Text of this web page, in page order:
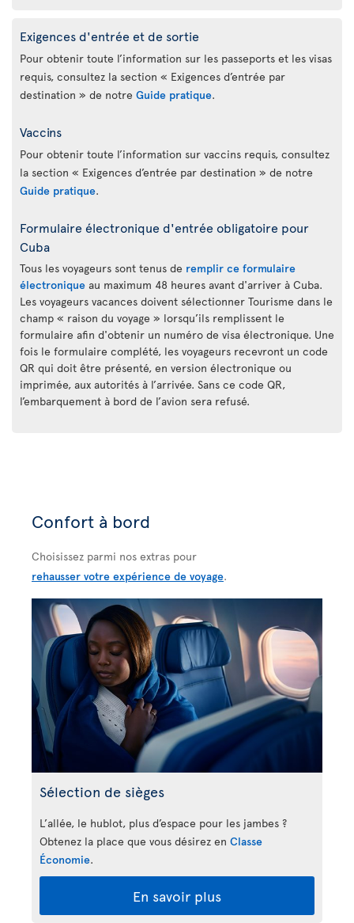
Exigences d'entrée et de sortie
Pour obtenir toute l’information sur les passeports et les visas
requis, consultez la section « Exigences d’entrée par
destination » de notre Guide pratique.
Vaccins
Pour obtenir toute l’information sur vaccins requis, consultez
la section « Exigences d’entrée par destination » de notre
Guide pratique.
Formulaire électronique d'entrée obligatoire pour
Cuba
Tous les voyageurs sont tenus de remplir ce formulaire
électronique au maximum 48 heures avant d'arriver à Cuba.
Les voyageurs vacances doivent sélectionner Tourisme dans le
champ « raison du voyage » lorsqu’ils remplissent le
formulaire afin d'obtenir un numéro de visa électronique. Une
fois le formulaire complété, les voyageurs recevront un code
QR qui doit être présenté, en version électronique ou
imprimée, aux autorités à l’arrivée. Sans ce code QR,
l’embarquement à bord de l’avion sera refusé.
Confort à bord
Choisissez parmi nos extras pour
rehausser votre expérience de voyage.
Sélection de sièges
L’allée, le hublot, plus d’espace pour les jambes ?
Obtenez la place que vous désirez en Classe
Économie.
En savoir plus